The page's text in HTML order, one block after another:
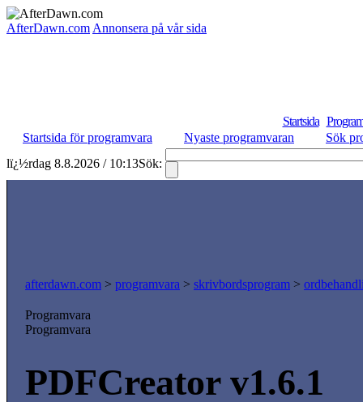
AfterDawn.com Annonsera på vår sida
Startsida
Startsida för programvara
Nyaste programvaran
Sök
lï¿½rdag 8.8.2026 / 10:13Sök:
afterdawn.com > programvara > skrivbordsprogram >
Programvara
Programvara
PDFCreator v1.6.1